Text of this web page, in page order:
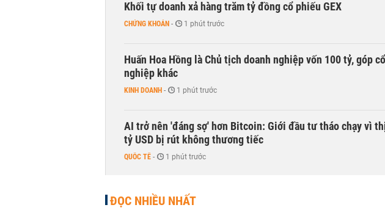
Khối tự doanh xả hàng trăm tỷ đồng cổ phiếu GEX
CHỨNG KHOÁN - 1 phút trước
Huấn Hoa Hồng là Chủ tịch doanh nghiệp vốn 100 tỷ, góp
nghiệp khác
KINH DOANH - 1 phút trước
AI trở nên 'đáng sợ' hơn Bitcoin: Giới đầu tư tháo chạy vì
tỷ USD bị rút không thương tiếc
QUỐC TẾ - 1 phút trước
Doanh nghiệp duy nhất sản xuất vàng mã trên sàn báo lãi
đồng nào từ ngân hàng
ĐỌC NHIỀU NHẤT